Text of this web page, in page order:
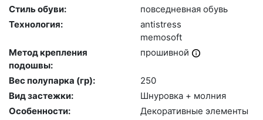
Стиль обуви:
пов­седнев­ная обувь
Технология:
an­tist­ress
me­mosoft
Метод крепления
подошвы:
про­шив­ной
Вес полупарка (гр):
250
Вид застежки:
Шну­ров­ка + мол­ния
Особенности:
Де­кора­тив­ные эле­мен­ты